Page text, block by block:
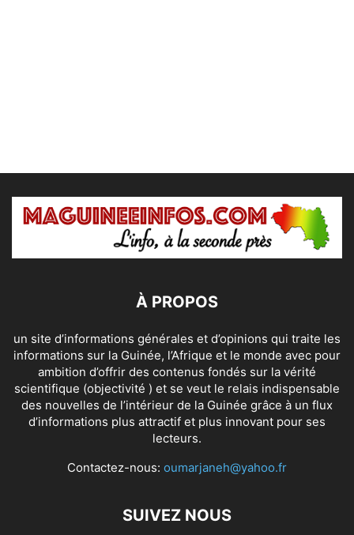
À PROPOS
un site d’informations générales et d’opinions qui traite les
informations sur la Guinée, l’Afrique et le monde avec pour
ambition d’offrir des contenus fondés sur la vérité
scientifique (objectivité ) et se veut le relais indispensable
des nouvelles de l’intérieur de la Guinée grâce à un flux
d’informations plus attractif et plus innovant pour ses
lecteurs.
Contactez-nous: oumarjaneh@yahoo.fr
SUIVEZ NOUS